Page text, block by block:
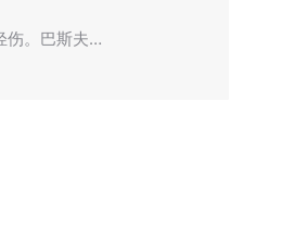
伤。巴斯夫…